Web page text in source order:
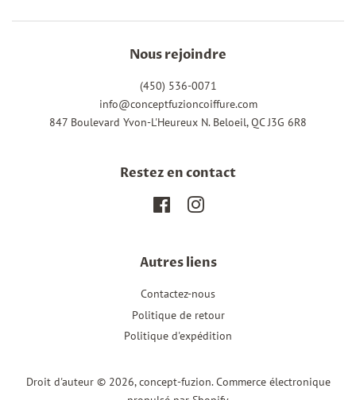
Nous rejoindre
(450) 536-0071
info@conceptfuzioncoiffure.com
847 Boulevard Yvon-L'Heureux N. Beloeil, QC J3G 6R8
Restez en contact
FacebookInstagram
Autres liens
Contactez-nous
Politique de retour
Politique d'expédition
Droit d'auteur © 2026,concept-fuzion.Commerce électronique